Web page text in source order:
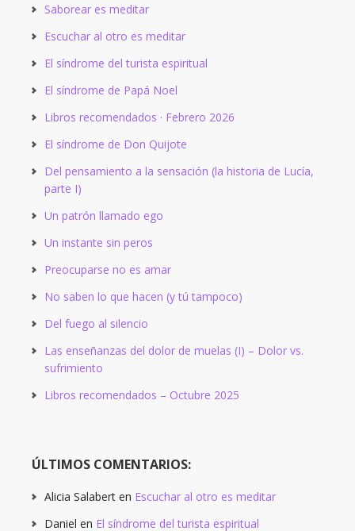
Saborear es meditar
Escuchar al otro es meditar
El síndrome del turista espiritual
El síndrome de Papá Noel
Libros recomendados · Febrero 2026
El síndrome de Don Quijote
Del pensamiento a la sensación (la historia de Lucía,
parte I)
Un patrón llamado ego
Un instante sin peros
Preocuparse no es amar
No saben lo que hacen (y tú tampoco)
Del fuego al silencio
Las enseñanzas del dolor de muelas (I) – Dolor vs.
sufrimiento
Libros recomendados – Octubre 2025
ÚLTIMOS COMENTARIOS:
Alicia Salabert en Escuchar al otro es meditar
Daniel en El síndrome del turista espiritual